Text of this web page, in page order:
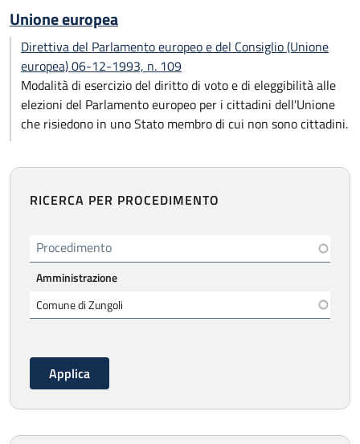
Unione europea
Direttiva del Parlamento europeo e del Consiglio (Unione
europea) 06-12-1993, n. 109
Modalità di esercizio del diritto di voto e di eleggibilità alle
elezioni del Parlamento europeo per i cittadini dell'Unione
che risiedono in uno Stato membro di cui non sono cittadini.
RICERCA PER PROCEDIMENTO
Procedimento
Amministrazione